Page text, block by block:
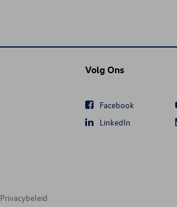
Volg Ons
Facebook
LinkedIn
Privacybeleid